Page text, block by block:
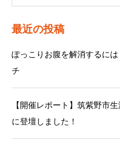
最近の投稿
ぽっこりお腹を解消するに
チ
【開催レポート】筑紫野市
に登壇しました！